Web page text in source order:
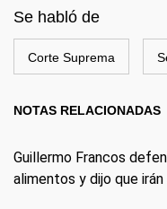
Se habló de
Corte Suprema
NOTAS RELACIONADAS
Guillermo Francos
alimentos y dijo que